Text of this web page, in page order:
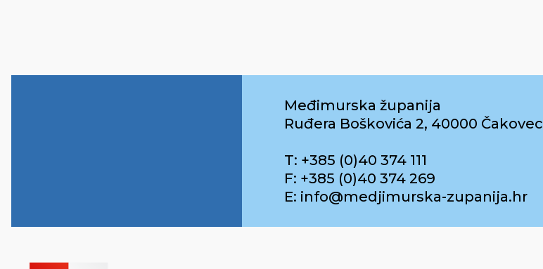
Međimurska županija
Ruđera Boškovića 2, 40000 Čakovec
T: +385 (0)40 374 111
F: +385 (0)40 374 269
E: info@medjimurska-zupanija.hr